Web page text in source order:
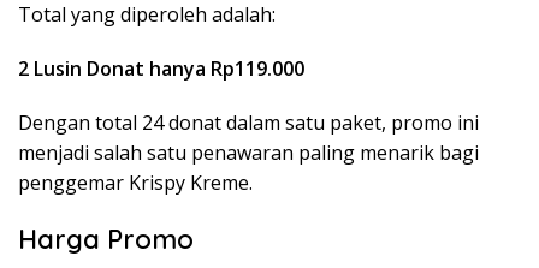
Total yang diperoleh adalah:
2 Lusin Donat hanya Rp119.000
Dengan total 24 donat dalam satu paket, promo ini
menjadi salah satu penawaran paling menarik bagi
penggemar Krispy Kreme.
Harga Promo